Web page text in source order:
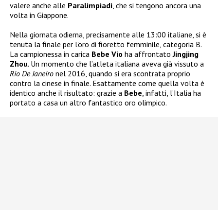
valere anche alle Paralimpiadi, che si tengono ancora una
volta in Giappone.
Nella giornata odierna, precisamente alle 13:00 italiane, si è
tenuta la finale per l’oro di fioretto femminile, categoria B.
La campionessa in carica Bebe Vio ha affrontatoJingjing
Zhou. Un momento che l’atleta italiana aveva già vissuto a
Rio De Janeiro nel 2016, quando si era scontrata proprio
contro la cinese in finale. Esattamente come quella volta è
identico anche il risultato: grazie a Bebe, infatti, l’Italia ha
portato a casa un altro fantastico oro olimpico.